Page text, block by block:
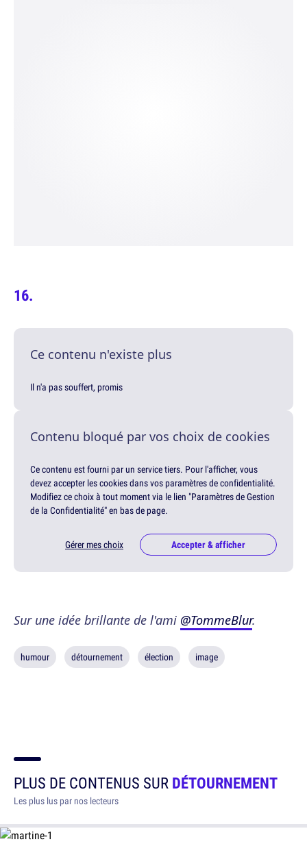
Ce contenu n'existe plus
Il n'a pas souffert, promis
Contenu bloqué par vos choix de cookies
Ce contenu est fourni par un service tiers. Pour l'afficher, vous
devez accepter les cookies dans vos paramètres de confidentialité.
Modifiez ce choix à tout moment via le lien "Paramètres de Gestion
de la Confidentialité" en bas de page.
Gérer mes choix Accepter & afficher
Sur une idée brillante de l'ami @TommeBlur.
humour détournement élection image
PLUS DE CONTENUS SURDÉTOURNEMENT
Les plus lus par nos lecteurs